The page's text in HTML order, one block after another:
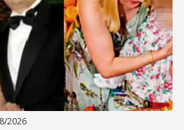
2026